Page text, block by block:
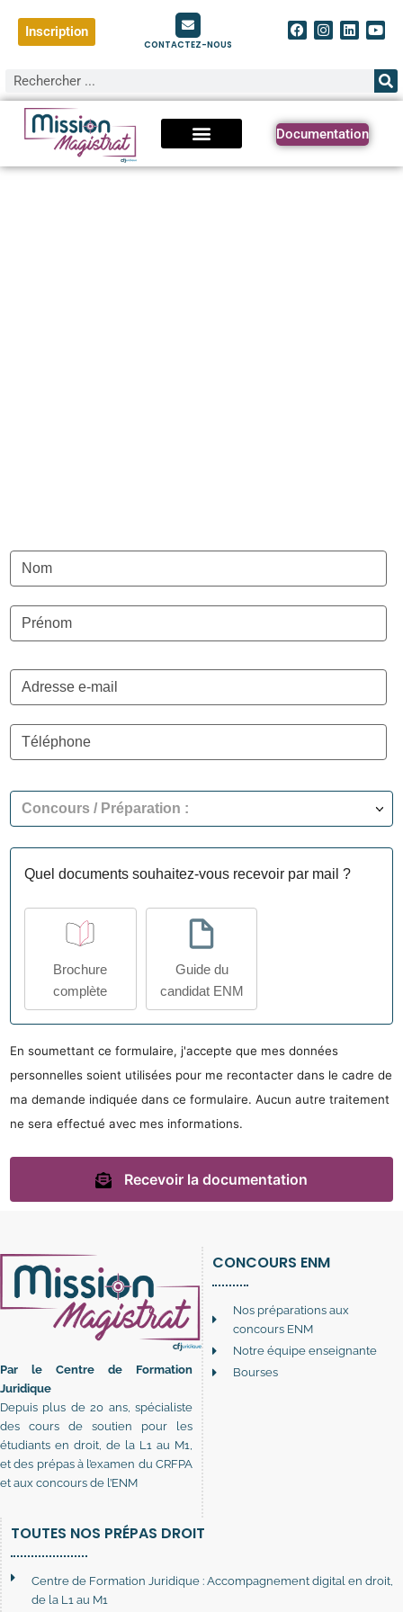
Inscription
CONTACTEZ-NOUS
Documentation
Quel documents souhaitez-vous recevoir par mail ?
Brochure
complète
Guide du
candidat ENM
En soumettant ce formulaire, j'accepte que mes données
personnelles soient utilisées pour me recontacter dans le cadre de
ma demande indiquée dans ce formulaire. Aucun autre traitement
ne sera effectué avec mes informations.
Recevoir la documentation
Par le Centre de Formation
Juridique
Depuis plus de 20 ans, spécialiste
des cours de soutien pour les
étudiants en droit, de la L1 au M1,
et des prépas à l’examen du CRFPA
et aux concours de l’ENM
CONCOURS ENM
Nos préparations aux
concours ENM
Notre équipe enseignante
Bourses
TOUTES NOS PRÉPAS DROIT
Centre de Formation Juridique : Accompagnement digital en droit,
de la L1 au M1